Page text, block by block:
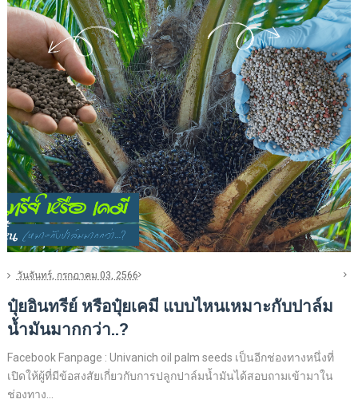
วันจันทร์, กรกฎาคม 03, 2566
ปุ๋ยอินทรีย์ หรือปุ๋ยเคมี แบบไหนเหมาะกับปาล์ม
น้ำมันมากกว่า..?
Facebook Fanpage : Univanich oil palm seeds เป็นอีกช่องทางหนึ่งที่
เปิดให้ผู้ที่มีข้อสงสัยเกี่ยวกับการปลูกปาล์มน้ำมันได้สอบถามเข้ามาใน
ช่องทาง...